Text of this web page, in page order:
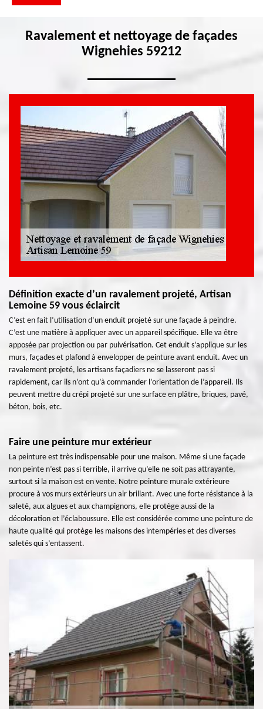
Ravalement et nettoyage de façades
Wignehies 59212
Définition exacte d’un ravalement projeté, Artisan
Lemoine 59 vous éclaircit
C’est en fait l’utilisation d’un enduit projeté sur une façade à peindre.
C’est une matière à appliquer avec un appareil spécifique. Elle va être
apposée par projection ou par pulvérisation. Cet enduit s’applique sur les
murs, façades et plafond à envelopper de peinture avant enduit. Avec un
ravalement projeté, les artisans façadiers ne se lasseront pas si
rapidement, car ils n’ont qu’à commander l’orientation de l’appareil. Ils
peuvent mettre du crépi projeté sur une surface en plâtre, briques, pavé,
béton, bois, etc.
Faire une peinture mur extérieur
La peinture est très indispensable pour une maison. Même si une façade
non peinte n’est pas si terrible, il arrive qu’elle ne soit pas attrayante,
surtout si la maison est en vente. Notre peinture murale extérieure
procure à vos murs extérieurs un air brillant. Avec une forte résistance à la
saleté, aux algues et aux champignons, elle protège aussi de la
décoloration et l’éclaboussure. Elle est considérée comme une peinture de
haute qualité qui protège les maisons des intempéries et des diverses
saletés qui s’entassent.